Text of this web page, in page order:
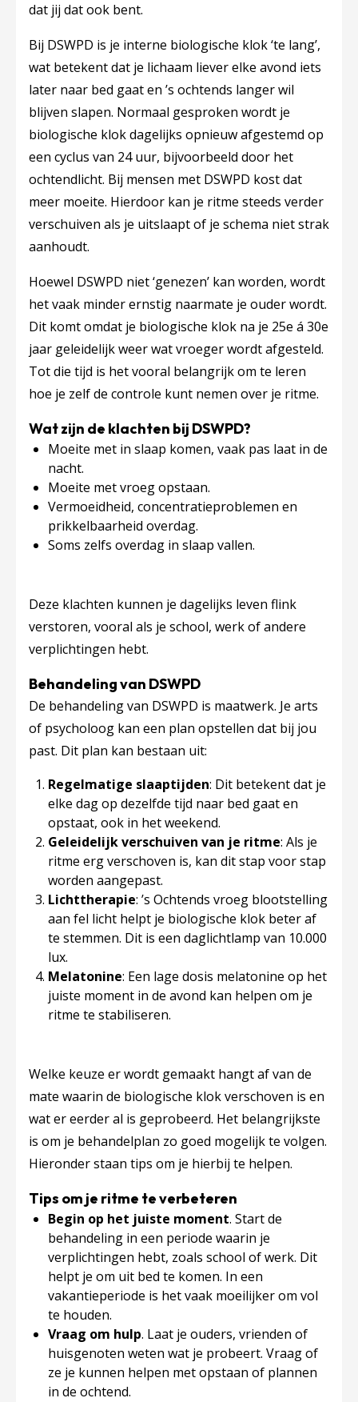
dat jij dat ook bent.
Bij DSWPD is je interne biologische klok ‘te lang’,
wat betekent dat je lichaam liever elke avond iets
later naar bed gaat en ’s ochtends langer wil
blijven slapen. Normaal gesproken wordt je
biologische klok dagelijks opnieuw afgestemd op
een cyclus van 24 uur, bijvoorbeeld door het
ochtendlicht. Bij mensen met DSWPD kost dat
meer moeite. Hierdoor kan je ritme steeds verder
verschuiven als je uitslaapt of je schema niet strak
aanhoudt.
Hoewel DSWPD niet ‘genezen’ kan worden, wordt
het vaak minder ernstig naarmate je ouder wordt.
Dit komt omdat je biologische klok na je 25e á 30e
jaar geleidelijk weer wat vroeger wordt afgesteld.
Tot die tijd is het vooral belangrijk om te leren
hoe je zelf de controle kunt nemen over je ritme.
Wat zijn de klachten bij DSWPD?
Moeite met in slaap komen, vaak pas laat in de
nacht.
Moeite met vroeg opstaan.
Vermoeidheid, concentratieproblemen en
prikkelbaarheid overdag.
Soms zelfs overdag in slaap vallen.
Deze klachten kunnen je dagelijks leven flink
verstoren, vooral als je school, werk of andere
verplichtingen hebt.
Behandeling van DSWPD
De behandeling van DSWPD is maatwerk. Je arts
of psycholoog kan een plan opstellen dat bij jou
past. Dit plan kan bestaan uit:
Regelmatige slaaptijden: Dit betekent dat je
elke dag op dezelfde tijd naar bed gaat en
opstaat, ook in het weekend.
Geleidelijk verschuiven van je ritme: Als je
ritme erg verschoven is, kan dit stap voor stap
worden aangepast.
Lichttherapie: ’s Ochtends vroeg blootstelling
aan fel licht helpt je biologische klok beter af
te stemmen. Dit is een daglichtlamp van 10.000
lux.
Melatonine: Een lage dosis melatonine op het
juiste moment in de avond kan helpen om je
ritme te stabiliseren.
Welke keuze er wordt gemaakt hangt af van de
mate waarin de biologische klok verschoven is en
wat er eerder al is geprobeerd. Het belangrijkste
is om je behandelplan zo goed mogelijk te volgen.
Hieronder staan tips om je hierbij te helpen.
Tips om je ritme te verbeteren
Begin op het juiste moment. Start de
behandeling in een periode waarin je
verplichtingen hebt, zoals school of werk. Dit
helpt je om uit bed te komen. In een
vakantieperiode is het vaak moeilijker om vol
te houden.
Vraag om hulp. Laat je ouders, vrienden of
huisgenoten weten wat je probeert. Vraag of
ze je kunnen helpen met opstaan of plannen
in de ochtend.